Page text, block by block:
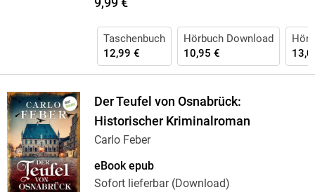
Taschenbuch
12,99 €
Hörbuch Download
10,95 €
Der Teufel von Osnabrück:
Historischer Kriminalroman
Carlo Feber
eBook epub
Sofort lieferbar (Download)